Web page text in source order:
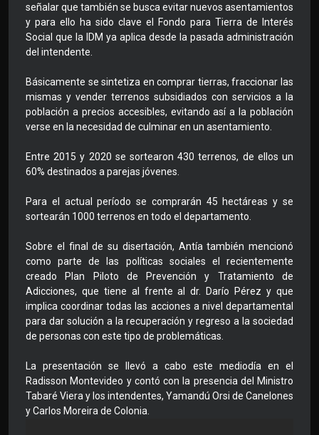
señalar que también se busca evitar nuevos asentamientos
y para ello ha sido clave el Fondo para Tierra de Interés
Social que la IDM ya aplica desde la pasada administración
del intendente.
Básicamente se sintetiza en comprar tierras, fraccionar las
mismas y vender terrenos subsidiados con servicios a la
población a precios accesibles, evitando así a la población
verse en la necesidad de culminar en un asentamiento.
Entre 2015 y 2020 se sortearon 430 terrenos, de ellos un
60% destinados a parejas jóvenes.
Para el actual período se comprarán 45 hectáreas y se
sortearán 1000 terrenos en todo el departamento.
Sobre el final de su disertación, Antía también mencionó
como parte de las políticas sociales el recientemente
creado Plan Piloto de Prevención y Tratamiento de
Adicciones, que tiene al frente al dr. Darío Pérez y que
implica coordinar todas las acciones a nivel departamental
para dar solución a la recuperación y regreso a la sociedad
de personas con este tipo de problemáticas.
La presentación se llevó a cabo este mediodía en el
Radisson Montevideo y contó con la presencia del Ministro
Tabaré Viera y los intendentes, Yamandú Orsi de Canelones
y Carlos Moreira de Colonia.